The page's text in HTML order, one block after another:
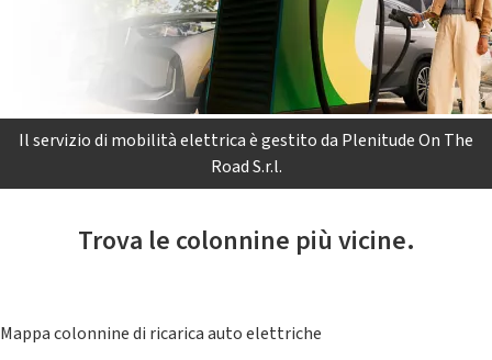
Il servizio di mobilità elettrica è gestito da Plenitude On The
Road S.r.l.
Trova le colonnine più vicine.
Mappa colonnine di ricarica auto elettriche